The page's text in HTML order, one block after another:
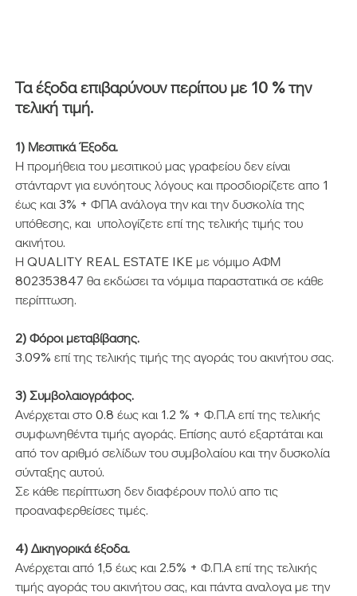
Τα έξοδα επιβαρύνουν περίπου με 10 % την
τελική τιμή.
1) Μεσιτικά Έξοδα.
Η προμήθεια του μεσιτικού μας γραφείου δεν είναι
στάνταρντ για ευνόητους λόγους και προσδιορίζετε απο 1
έως και 3% + ΦΠΑ ανάλογα την και την δυσκολία της
υπόθεσης, και  υπολογίζετε επί της τελικής τιμής του
ακινήτου.
Η QUALITY REAL ESTATE IKE με νόμιμο ΑΦΜ
802353847 θα εκδώσει τα νόμιμα παραστατικά σε κάθε
περίπτωση.
2) Φόροι μεταβίβασης.
3.09% επί της τελικής τιμής της αγοράς του ακινήτου σας.
3) Συμβολαιογράφος.
Ανέρχεται στο 0.8 έως και 1.2 % + Φ.Π.Α επί της τελικής
συμφωνηθέντα τιμής αγοράς. Επίσης αυτό εξαρτάται και
από τον αριθμό σελίδων του συμβολαίου και την δυσκολία
σύνταξης αυτού.
Σε κάθε περίπτωση δεν διαφέρουν πολύ απο τις
προαναφερθείσες τιμές.
4) Δικηγορικά έξοδα.
Ανέρχεται από 1,5 έως και 2.5% + Φ.Π.Α επί της τελικής
τιμής αγοράς του ακινήτου σας, και πάντα αναλογα με την